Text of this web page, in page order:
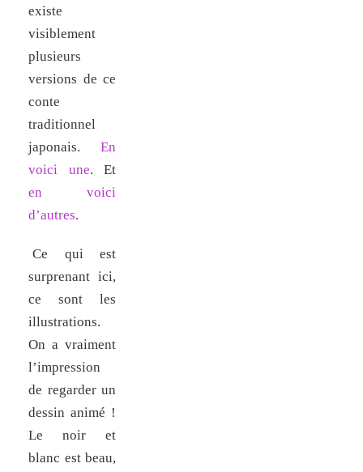
existe
visiblement
plusieurs
versions de ce
conte
traditionnel
japonais. En
voici une. Et
en voici
d’autres.
Ce qui est
surprenant ici,
ce sont les
illustrations.
On a vraiment
l’impression
de regarder un
dessin animé !
Le noir et
blanc est beau,